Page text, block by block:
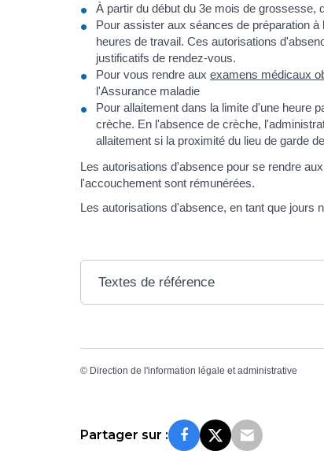
À partir du début du 3e mois de grossesse,
Pour assister aux séances de préparation
heures de travail. Ces autorisations
justificatifs de rendez-vous.
Pour vous rendre aux examens médicaux
l'Assurance maladie
Pour allaitement dans la limite d'une heure
crèche. En l'absence de crèche,
allaitement si la proximité du lieu de garde
Les autorisations d'absence pour se rendre
l'accouchement sont rémunérées.
Les autorisations d'absence, en tant que jours
Textes de référence
© Direction de l'information légale et administrative
Partager sur :